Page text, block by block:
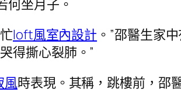
何坐月子。
loft風室內設計 。”邵醫生家
得撕心裂肺。”
風時表現。其稱，跳樓前，邵